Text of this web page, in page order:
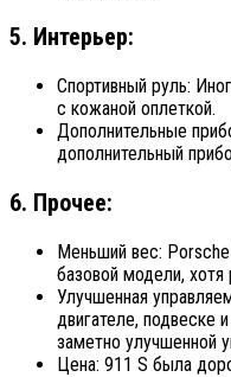
5. Интерьер:
Спортивный руль:
с кожаной оплеткой.
Дополнительные
дополнительный
6. Прочее:
Меньший вес:
базовой модели, хотя
Улучшенная
двигателе, подвеске
заметно улучшенной
Цена: 911 S была